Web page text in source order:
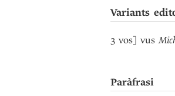
Variants
3 vos] vus
Paràfrasi